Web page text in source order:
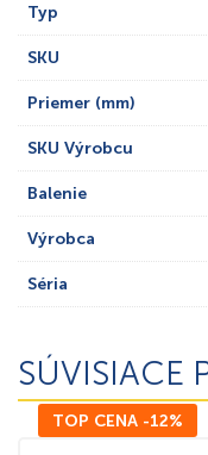
Typ
SKU
Priemer (mm)
SKU Výrobcu
Balenie
Výrobca
Séria
SÚVISIACE
TOP CENA -12%